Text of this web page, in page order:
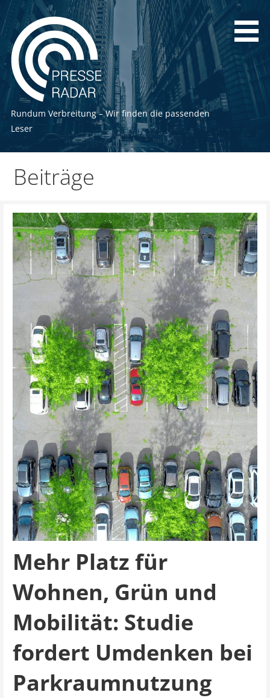
Zum
Inhalt
springen
Rundum Verbreitung – Wir finden die passenden
Leser
Beiträge
Mehr Platz für
Wohnen, Grün und
Mobilität: Studie
fordert Umdenken bei
Parkraumnutzung